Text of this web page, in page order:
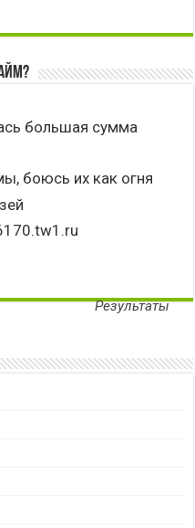
большая сумма
боюсь их как огня
Результаты